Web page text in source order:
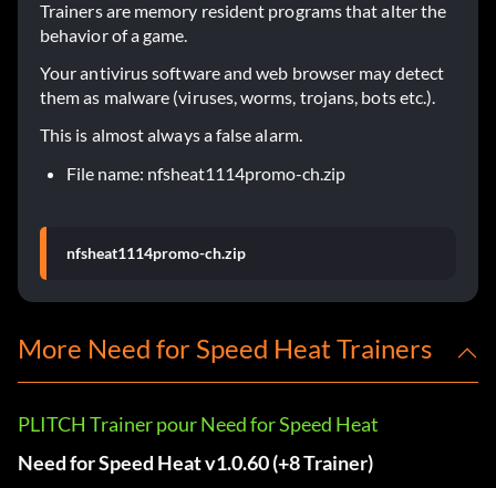
Trainers are memory resident programs that alter the
behavior of a game.
Your antivirus software and web browser may detect
them as malware (viruses, worms, trojans, bots etc.).
This is almost always a false alarm.
File name: nfsheat1114promo-ch.zip
nfsheat1114promo-ch.zip
More Need for Speed Heat Trainers
PLITCH Trainer pour Need for Speed Heat
Need for Speed Heat v1.0.60 (+8 Trainer)